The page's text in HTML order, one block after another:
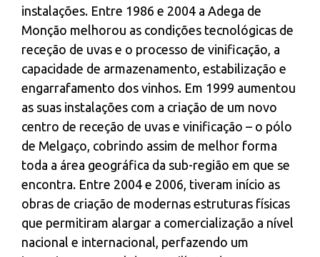
instalações. Entre 1986 e 2004 a Adega de
Monção melhorou as condições tecnológicas de
receção de uvas e o processo de vinificação, a
capacidade de armazenamento, estabilização e
engarrafamento dos vinhos. Em 1999 aumentou
as suas instalações com a criação de um novo
centro de receção de uvas e vinificação – o pólo
de Melgaço, cobrindo assim de melhor forma
toda a área geográfica da sub-região em que se
encontra. Entre 2004 e 2006, tiveram início as
obras de criação de modernas estruturas físicas
que permitiram alargar a comercialização a nível
nacional e internacional, perfazendo um